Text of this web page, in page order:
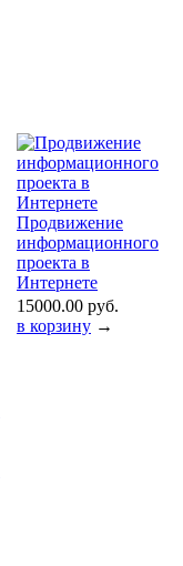
Продвижение
информационного
проекта в
Интернете
15000.00 руб.
в корзину →